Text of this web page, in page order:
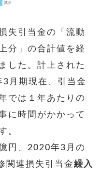
失引当金の「流動
分」の合計値を経
した。計上された
月期現在、引当金
では１年あたりの
に時間がかかって
。
円、2020年3月の
関連損失引当金繰入